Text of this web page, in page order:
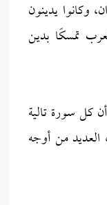
وكانوا يدينون
تمسكًا بدين
كل سورة تالية
من أوجه